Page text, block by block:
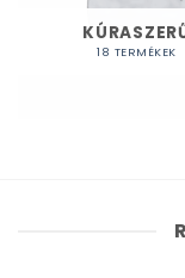
18 TERMÉKEK